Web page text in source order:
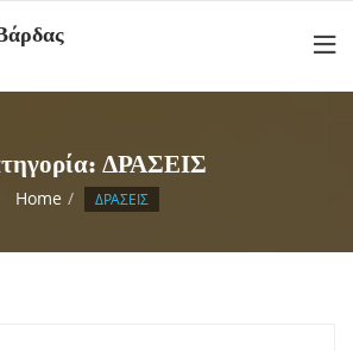
ΔΡΑΣΕΙΣ
Home ΔΡΑΣΕΙΣ